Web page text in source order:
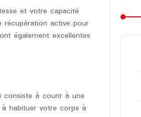
et votre capacité
récupération active pour
également excellentes
consiste à courir à une
habituer votre corps à